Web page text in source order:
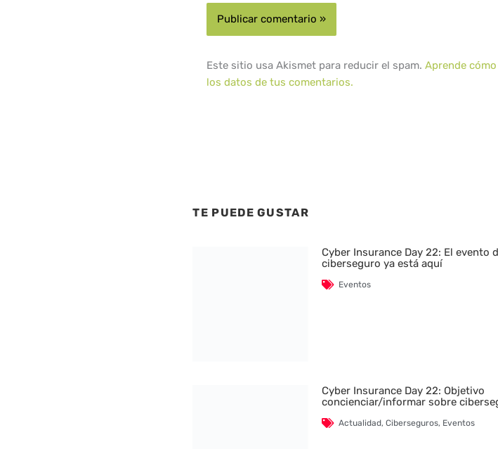
Este sitio usa Akismet para reducir el spam.Aprende
los datos de tus comentarios.
TE PUEDE GUSTAR
Cyber Insurance Day 22: El evento
ciberseguro ya está aquí
Eventos
Cyber Insurance Day 22: Objetivo
concienciar/informar sobre
Actualidad, Ciberseguros, Eventos